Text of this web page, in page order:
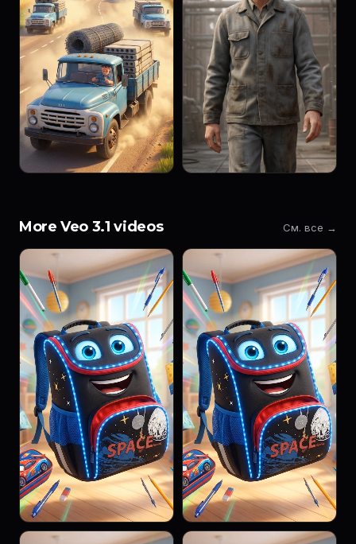
More Veo 3.1 videos См. все →